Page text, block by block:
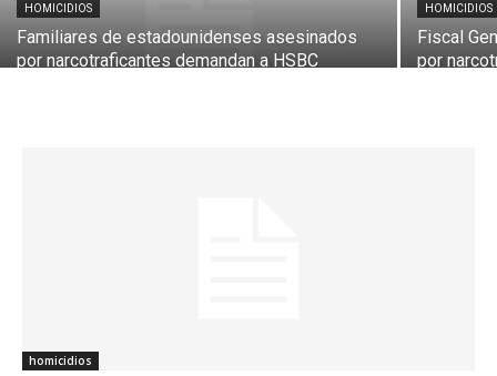
HOMICIDIOS
Familiares de estadounidenses asesinados
por narcotraficantes demandan a HSBC
HOMICIDIOS
Fiscal
por
homicidios